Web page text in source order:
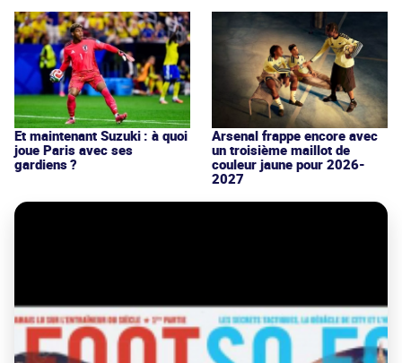
Et maintenant Suzuki : à quoi
joue Paris avec ses
gardiens ?
Arsenal frappe encore avec
un troisième maillot de
couleur jaune pour 2026-
2027